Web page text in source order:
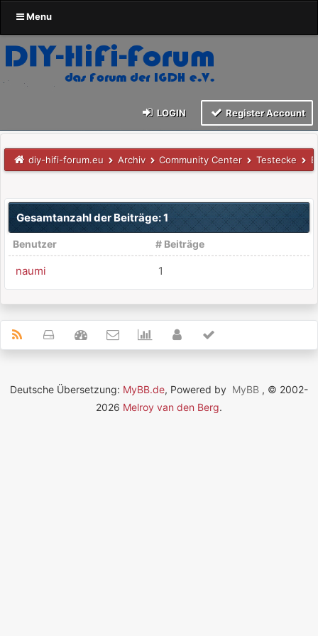
Menu
LOGIN Register Account
diy-hifi-forum.eu Archiv Community Center Testecke
Gesamtanzahl der Beiträge: 1
Benutzer # Beiträge
naumi 1
Deutsche Übersetzung: MyBB.de, Powered by MyBB , © 2002-
2026 Melroy van den Berg.